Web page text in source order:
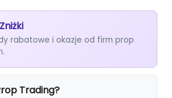
rabatowe i okazje od firm prop
Trading?